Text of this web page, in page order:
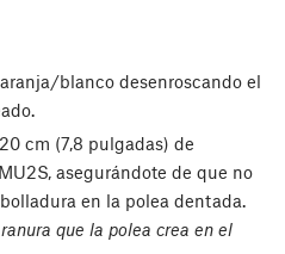
blanco desenroscando el
cm (7,8 pulgadas) de
asegurándote de que no
en la polea dentada.
que la polea crea en el